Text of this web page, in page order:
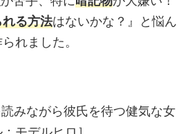
る方法はないかな？』と悩ん
れました。